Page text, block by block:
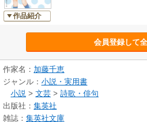
作品紹介
会員登録して
作家名： 加藤千恵
ジャンル： 小説・実用書
小説 > 文芸 > 詩歌・俳句
出版社： 集英社
雑誌： 集英社文庫